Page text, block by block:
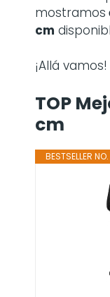
mostramos
cm
¡Allá vamos!
TOP
cm
BESTSELLER NO.